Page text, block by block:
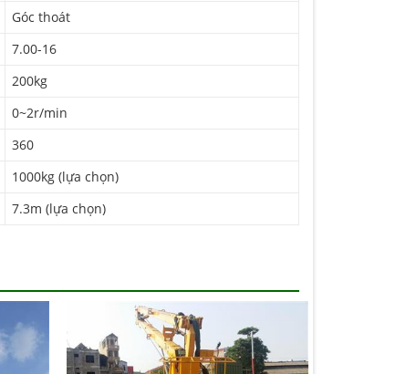
Góc thoát
7.00-16
200kg
0~2r/min
360
1000kg (lựa chọn)
7.3m (lựa chọn)